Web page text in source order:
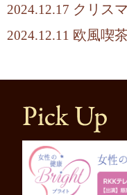
2024.12.17 クリス
2024.12.11 欧風喫